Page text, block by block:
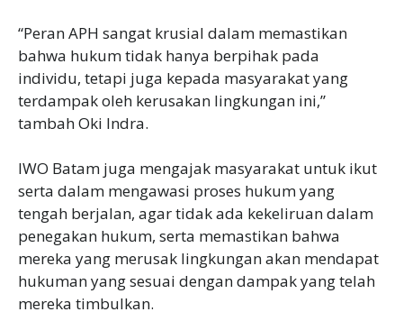
“Peran APH sangat krusial dalam memastikan
bahwa hukum tidak hanya berpihak pada
individu, tetapi juga kepada masyarakat yang
terdampak oleh kerusakan lingkungan ini,”
tambah Oki Indra.
IWO Batam juga mengajak masyarakat untuk ikut
serta dalam mengawasi proses hukum yang
tengah berjalan, agar tidak ada kekeliruan dalam
penegakan hukum, serta memastikan bahwa
mereka yang merusak lingkungan akan mendapat
hukuman yang sesuai dengan dampak yang telah
mereka timbulkan.